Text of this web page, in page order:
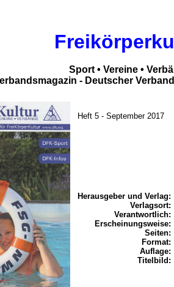
Sport • Vereine •
- Deutscher
Heft 5 - September 2017
Herausgeber und Verlag:
Verlagsort:
Verantwortlich:
Erscheinungsweise:
Seiten:
Format:
Auflage:
Titelbild: